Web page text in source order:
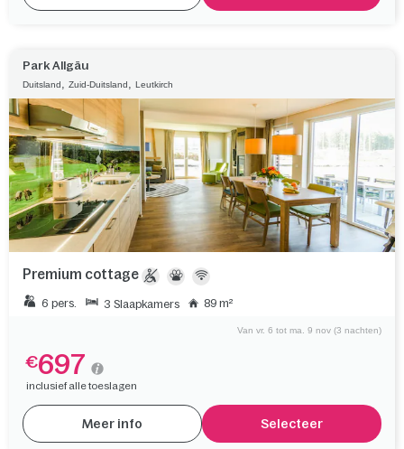
Park Allgäu
Duitsland Zuid-Duitsland Leutkirch
Premium cottage
6 pers. 3 Slaapkamers 89 m²
Van vr. 6 tot ma. 9 nov (3 nachten)
€697
inclusief alle toeslagen
Meer info Selecteer